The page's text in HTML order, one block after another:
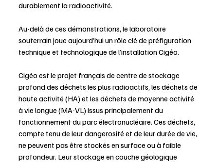
durablement la radioactivité.
Au-delà de ces démonstrations, le laboratoire
souterrain joue aujourd’hui un rôle clé de préfiguration
technique et technologique de l’installation Cigéo.
Cigéo est le projet français de centre de stockage
profond des déchets les plus radioactifs, les déchets de
haute activité (HA) et les déchets de moyenne activité
à vie longue (MA-VL) issus principalement du
fonctionnement du parc électronucléaire. Ces déchets,
compte tenu de leur dangerosité et de leur durée de vie,
ne peuvent pas être stockés en surface ou à faible
profondeur. Leur stockage en couche géologique